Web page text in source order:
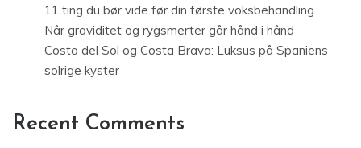
11 ting du bør vide før din første voksbehandling
Når graviditet og rygsmerter går hånd i hånd
Costa del Sol og Costa Brava: Luksus på Spaniens
solrige kyster
Recent Comments